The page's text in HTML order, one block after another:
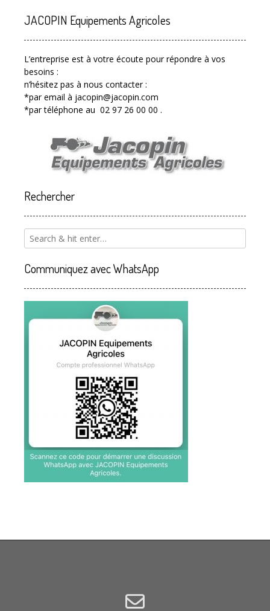
JACOPIN Equipements Agricoles
L’entreprise est à votre écoute pour répondre à vos
besoins :
n’hésitez pas à nous contacter :
*par email à jacopin@jacopin.com
*par téléphone au 02 97 26 00 00 .
Rechercher
Communiquez avec WhatsApp